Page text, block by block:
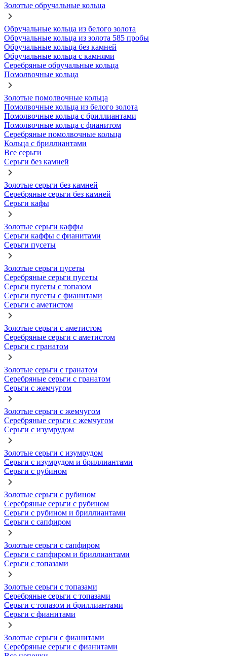
Золотые обручальные кольца
Обручальные кольца из белого золота
Обручальные кольца из золота 585 пробы
Обручальные кольца без камней
Обручальные кольца с камнями
Серебряные обручальные кольца
Помолвочные кольца
Золотые помолвочные кольца
Помолвочные кольца из белого золота
Помолвочные кольца с бриллиантами
Помолвочные кольца с фианитом
Серебряные помолвочные кольца
Кольца с бриллиантами
Все серьги
Серьги без камней
Золотые серьги без камней
Серебряные серьги без камней
Серьги кафы
Золотые серьги каффы
Серьги каффы с фианитами
Серьги пусеты
Золотые серьги пусеты
Серебряные серьги пусеты
Серьги пусеты с топазом
Серьги пусеты с фианитами
Серьги с аметистом
Золотые серьги с аметистом
Серебряные серьги с аметистом
Серьги с гранатом
Золотые серьги с гранатом
Серебряные серьги с гранатом
Серьги с жемчугом
Золотые серьги с жемчугом
Серебряные серьги с жемчугом
Серьги с изумрудом
Золотые серьги с изумрудом
Серьги с изумрудом и бриллиантами
Серьги с рубином
Золотые серьги с рубином
Серебряные серьги с рубином
Серьги с рубином и бриллиантами
Серьги с сапфиром
Золотые серьги с сапфиром
Серьги с сапфиром и бриллиантами
Серьги с топазами
Золотые серьги с топазами
Серебряные серьги с топазами
Серьги с топазом и бриллиантами
Серьги с фианитами
Золотые серьги с фианитами
Серебряные серьги с фианитами